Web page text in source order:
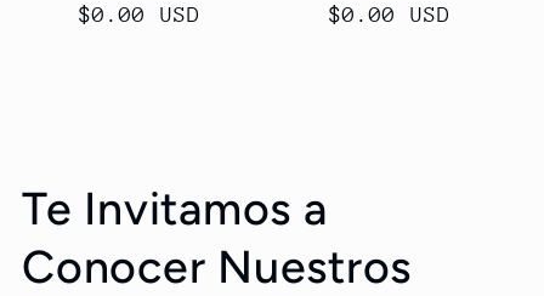
Precio
$0.00 USD
Precio
$0.00 USD
Te Invitamos a
Conocer Nuestros